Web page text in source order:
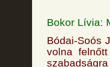
Bokor Lívia:
Bódai-Soós
volna